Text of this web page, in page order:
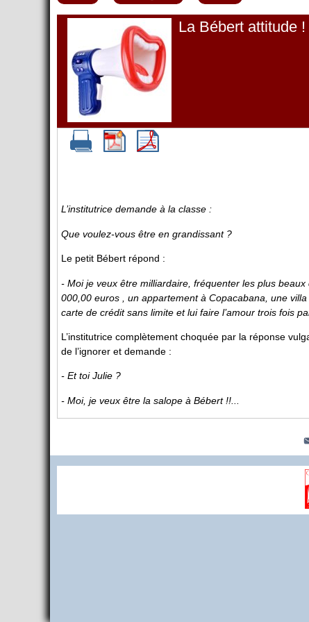
La Bébert attitude !
L’institutrice demande à la classe :
Que voulez-vous être en grandissant ?
Le petit Bébert répond :
- Moi je veux être milliardaire, fréquenter les plus
000,00 euros , un appartement à Copacabana, une
carte de crédit sans limite et lui faire l’amour trois fois
L’institutrice complètement choquée par la réponse
de l’ignorer et demande :
- Et toi Julie ?
- Moi, je veux être la salope à Bébert !!...